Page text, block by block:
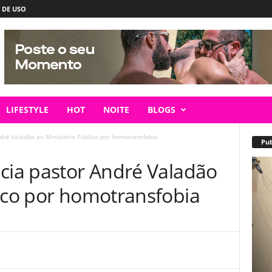
USO
LIFESTYLE HOT NOITE BLOGS
Valadão ao Ministério Público por homotransfobia
pastor André Valadão
por homotransfobia